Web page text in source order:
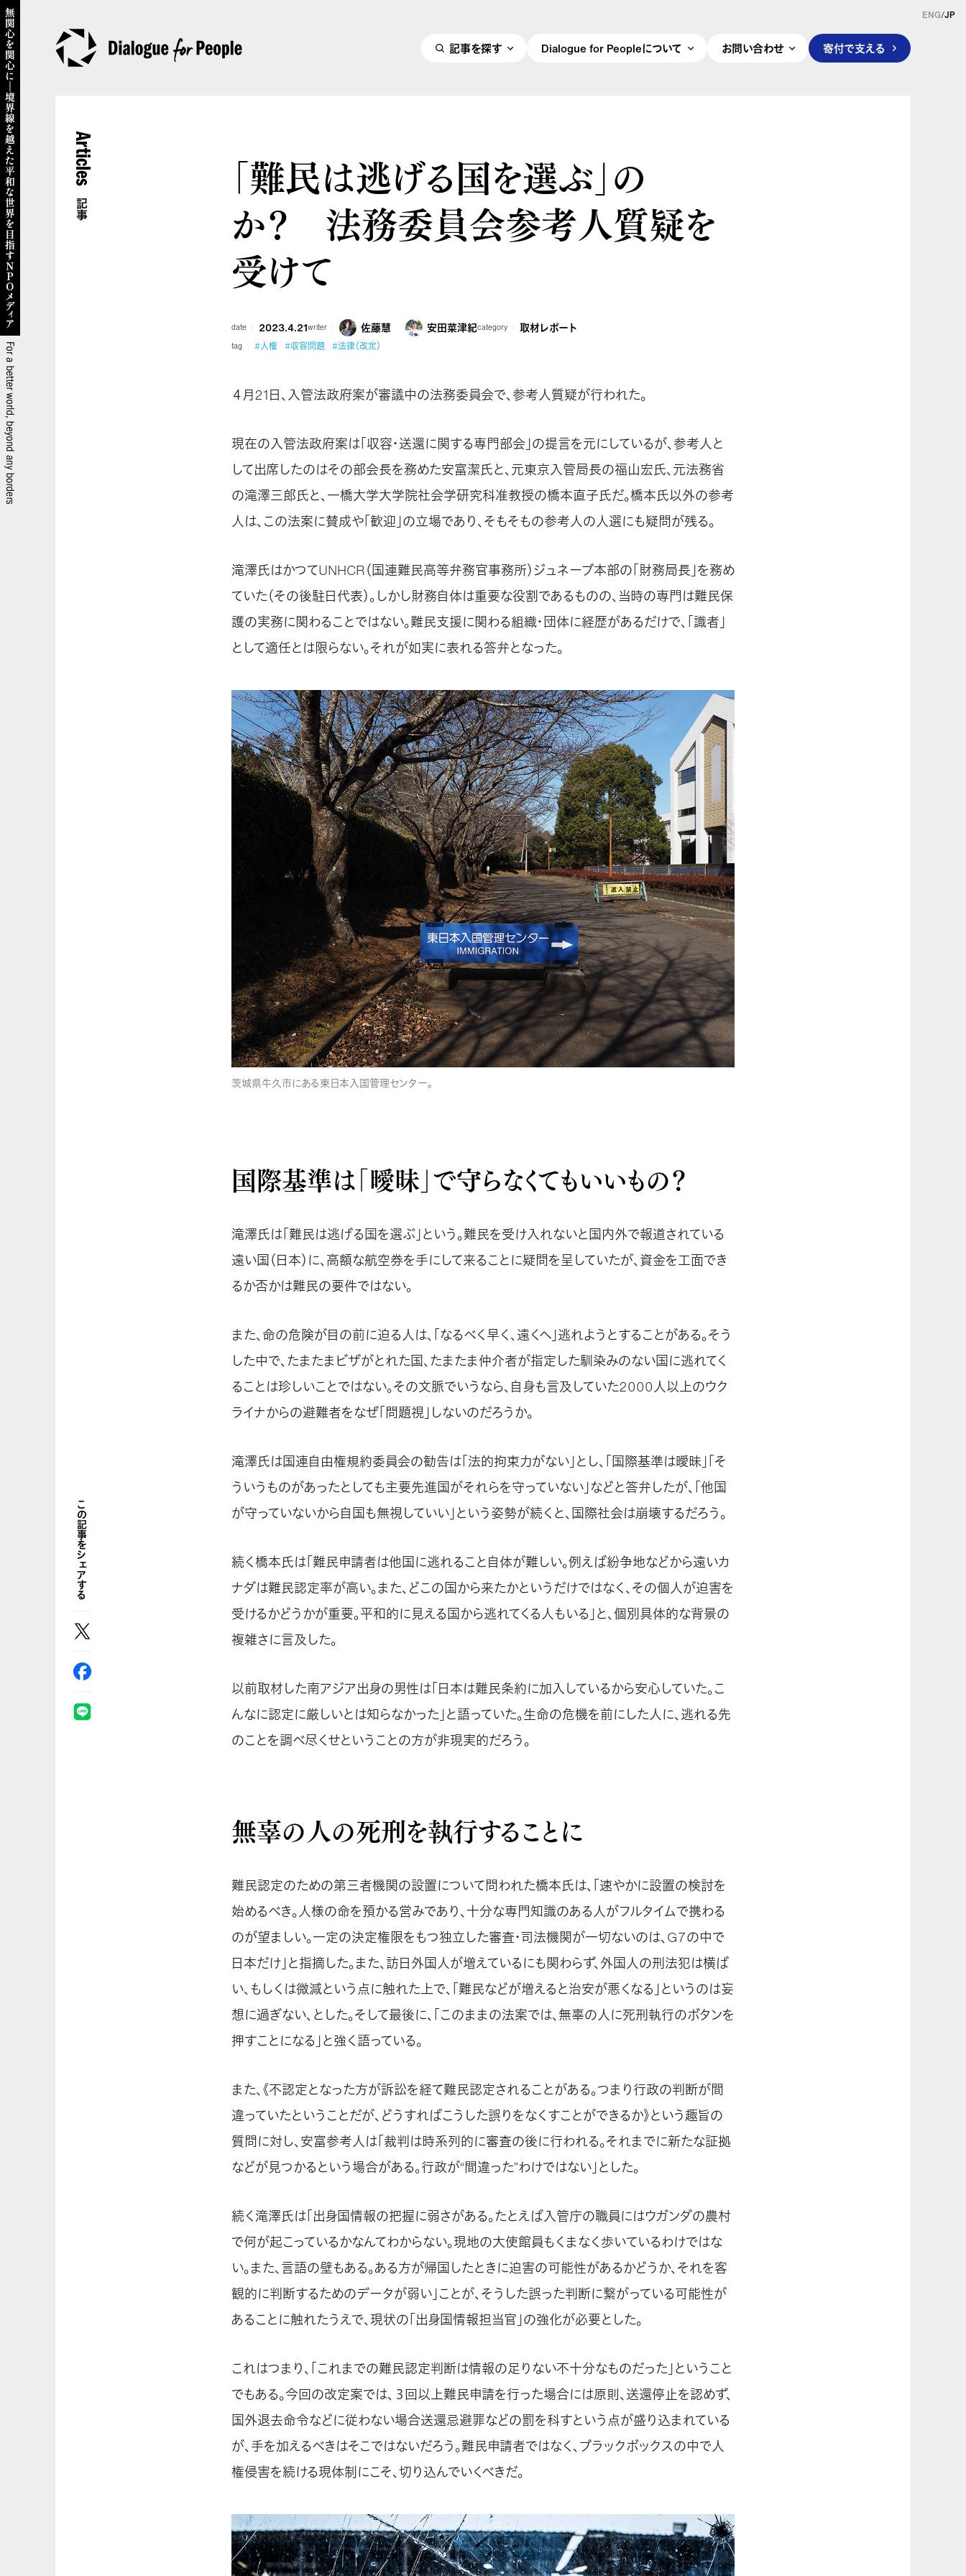
記事を探す Dialogue for Peopleについて お問い合わせ 寄付で支える
ENG/JP
Articles
記事
「難民は逃げる国を選ぶ」の
か？ 法務委員会参考人質疑を
受けて
date 2023.4.21writer 佐藤慧 安田菜津紀category 取材レポート
tag #人権 #収容問題 #法律（改定）
４月21日、入管法政府案が審議中の法務委員会で、参考人質疑が行われた。
現在の入管法政府案は「収容・送還に関する専門部会」の提言を元にしているが、参考人と
して出席したのはその部会長を務めた安富潔氏と、元東京入管局長の福山宏氏、元法務省
の滝澤三郎氏と、一橋大学大学院社会学研究科准教授の橋本直子氏だ。橋本氏以外の参考
人は、この法案に賛成や「歓迎」の立場であり、そもそもの参考人の人選にも疑問が残る。
滝澤氏はかつてUNHCR（国連難民高等弁務官事務所）ジュネーブ本部の「財務局長」を務め
ていた（その後駐日代表）。しかし財務自体は重要な役割であるものの、当時の専門は難民保
護の実務に関わることではない。難民支援に関わる組織・団体に経歴があるだけで、「識者」
として適任とは限らない。それが如実に表れる答弁となった。
茨城県牛久市にある東日本入国管理センター。
国際基準は「曖昧」で守らなくてもいいもの？
滝澤氏は「難民は逃げる国を選ぶ」という。難民を受け入れないと国内外で報道されている
遠い国（日本）に、高額な航空券を手にして来ることに疑問を呈していたが、資金を工面でき
るか否かは難民の要件ではない。
また、命の危険が目の前に迫る人は、「なるべく早く、遠くへ」逃れようとすることがある。そう
した中で、たまたまビザがとれた国、たまたま仲介者が指定した馴染みのない国に逃れてく
ることは珍しいことではない。その文脈でいうなら、自身も言及していた2000人以上のウク
ライナからの避難者をなぜ「問題視」しないのだろうか。
滝澤氏は国連自由権規約委員会の勧告は「法的拘束力がない」とし、「国際基準は曖昧」「そ
ういうものがあったとしても主要先進国がそれらを守っていない」などと答弁したが、「他国
が守っていないから自国も無視していい」という姿勢が続くと、国際社会は崩壊するだろう。
続く橋本氏は「難民申請者は他国に逃れること自体が難しい。例えば紛争地などから遠いカ
ナダは難民認定率が高い。また、どこの国から来たかというだけではなく、その個人が迫害を
受けるかどうかが重要。平和的に見える国から逃れてくる人もいる」と、個別具体的な背景の
複雑さに言及した。
以前取材した南アジア出身の男性は「日本は難民条約に加入しているから安心していた。こ
んなに認定に厳しいとは知らなかった」と語っていた。生命の危機を前にした人に、逃れる先
のことを調べ尽くせということの方が非現実的だろう。
無辜の人の死刑を執行することに
難民認定のための第三者機関の設置について問われた橋本氏は、「速やかに設置の検討を
始めるべき。人様の命を預かる営みであり、十分な専門知識のある人がフルタイムで携わる
のが望ましい。一定の決定権限をもつ独立した審査・司法機関が一切ないのは、G7の中で
日本だけ」と指摘した。また、訪日外国人が増えているにも関わらず、外国人の刑法犯は横ば
い、もしくは微減という点に触れた上で、「難民などが増えると治安が悪くなる」というのは妄
想に過ぎない、とした。そして最後に、「このままの法案では、無辜の人に死刑執行のボタンを
押すことになる」と強く語っている。
また、《不認定となった方が訴訟を経て難民認定されることがある。つまり行政の判断が間
違っていたということだが、どうすればこうした誤りをなくすことができるか》という趣旨の
質問に対し、安富参考人は「裁判は時系列的に審査の後に行われる。それまでに新たな証拠
などが見つかるという場合がある。行政が“間違った”わけではない」とした。
続く滝澤氏は「出身国情報の把握に弱さがある。たとえば入管庁の職員にはウガンダの農村
で何が起こっているかなんてわからない。現地の大使館員もくまなく歩いているわけではな
い。また、言語の壁もある。ある方が帰国したときに迫害の可能性があるかどうか、それを客
観的に判断するためのデータが弱い」ことが、そうした誤った判断に繋がっている可能性が
あることに触れたうえで、現状の「出身国情報担当官」の強化が必要とした。
これはつまり、「これまでの難民認定判断は情報の足りない不十分なものだった」ということ
でもある。今回の改定案では、３回以上難民申請を行った場合には原則、送還停止を認めず、
国外退去命令などに従わない場合送還忌避罪などの罰を科すという点が盛り込まれている
が、手を加えるべきはそこではないだろう。難民申請者ではなく、ブラックボックスの中で人
権侵害を続ける現体制にこそ、切り込んでいくべきだ。
この記事をシェアする